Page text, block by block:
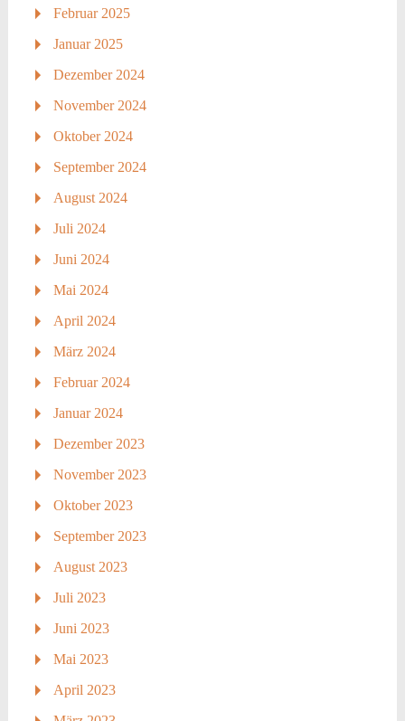
Februar 2025
Januar 2025
Dezember 2024
November 2024
Oktober 2024
September 2024
August 2024
Juli 2024
Juni 2024
Mai 2024
April 2024
März 2024
Februar 2024
Januar 2024
Dezember 2023
November 2023
Oktober 2023
September 2023
August 2023
Juli 2023
Juni 2023
Mai 2023
April 2023